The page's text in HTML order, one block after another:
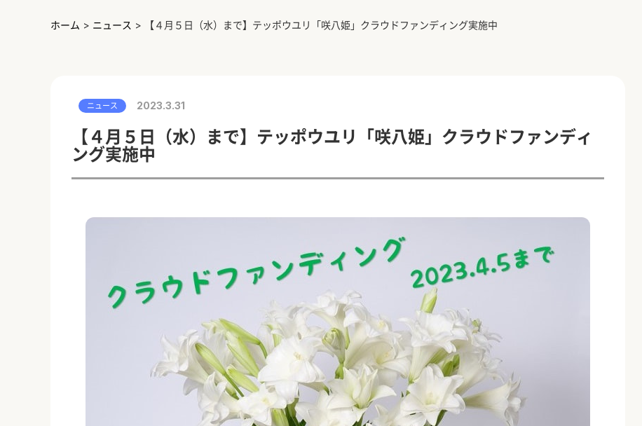
ホーム > ニュース > 【４月５日（水）まで】テッポウユリ「咲八姫」クラウドファンディング実施中
ニュース 2023.3.31
【４月５日（水）まで】テッポウユリ「咲八姫」クラウドファンディ
ング実施中